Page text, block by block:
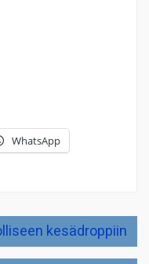
WhatsApp
kesädroppiin